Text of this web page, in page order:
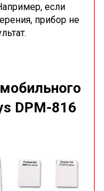
если
прибор не
DPM-816